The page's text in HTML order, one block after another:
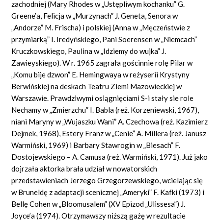
zachodniej (Mary Rhodes w „Ustępliwym kochanku” G.
Greene’a, Felicja w „Murzynach” J. Geneta, Senora w
„Andorze” M. Frischa) i polskiej (Anna w „Męczeństwie z
przymiarką” I. Iredyńskiego, Pani Soerensen w „Niemcach”
Kruczkowskiego, Paulina w „Idziemy do wujka” J.
Zawieyskiego). W r. 1965 zagrała gościnnie rolę Pilar w
„Komu bije dzwon” E. Hemingwaya w reżyserii Krystyny
Berwińskiej na deskach Teatru Ziemi Mazowieckiej w
Warszawie. Prawdziwymi osiągnięciami S-i stały sie role
Nechamy w „Zmierzchu” I. Babla (reż. Korzeniewski, 1967),
niani Maryny w „Wujaszku Wani” A. Czechowa (reż. Kazimierz
Dejmek, 1968), Estery Franz w „Cenie” A. Millera (reż. Janusz
Warmiński, 1969) i Barbary Stawrogin w „Biesach” F.
Dostojewskiego – A. Camusa (reż. Warmiński, 1971). Już jako
dojrzała aktorka brała udział w nowatorskich
przedstawieniach Jerzego Grzegorzewskiego, wcielając się
w Bruneldę z adaptacji scenicznej „Ameryki” F. Kafki (1973) i
Bellę Cohen w „Bloomusalem” (XV Epizod „Ulissesa”) J.
Joyce’a (1974). Otrzymawszy niższą gażę w rezultacie